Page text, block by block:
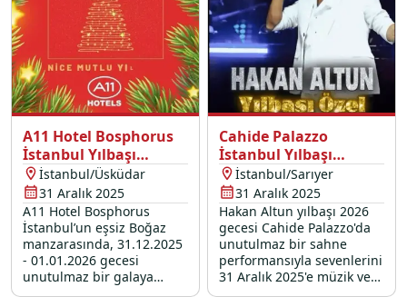
A11 Hotel Bosphorus
İstanbul Yılbaşı
Programı 2026
İstanbul/Üsküdar
31 Aralık 2025
A11 Hotel Bosphorus
İstanbul’un eşsiz Boğaz
manzarasında, 31.12.2025
- 01.01.2026 gecesi
unutulmaz bir galaya
davetlisiniz. Üsküdar’da en
Cahide Palazzo
İstanbul Yılbaşı
Programı 2026
İstanbul/Sarıyer
31 Aralık 2025
Hakan Altun yılbaşı 2026
gecesi Cahide Palazzo'da
unutulmaz bir sahne
performansıyla sevenlerini
31 Aralık 2025'e müzik ve
eğlence dolu bir vedaya